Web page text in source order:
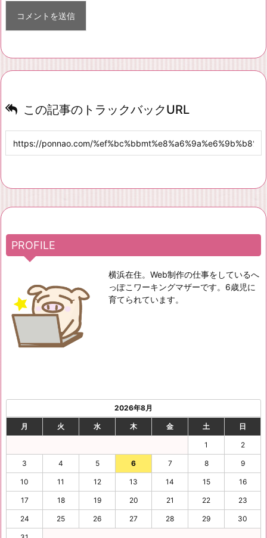
この記事のトラックバックURL
PROFILE
横浜在住。Web制作の仕事をしているへ
っぽこワーキングマザーです。6歳児に
育てられています。
2026年8月
月 火 水 木 金 土 日
1 2
3 4 5 6 7 8 9
10 11 12 13 14 15 16
17 18 19 20 21 22 23
24 25 26 27 28 29 30